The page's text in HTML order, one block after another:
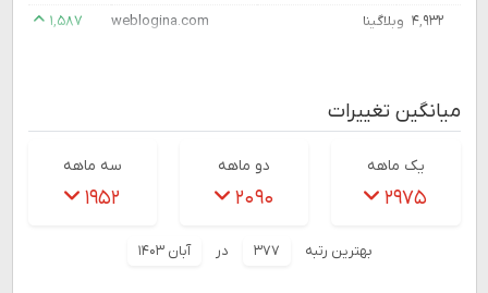
۴,۹۳۲ وبلاگینا weblogina.com ۱,۵۸۷
میانگین تغییرات
یک ماهه
۲۹۷۵
دو ماهه
۲۰۹۰
سه ماهه
۱۹۵۲
بهترین رتبه ۳۷۷ در آبان ۱۴۰۳